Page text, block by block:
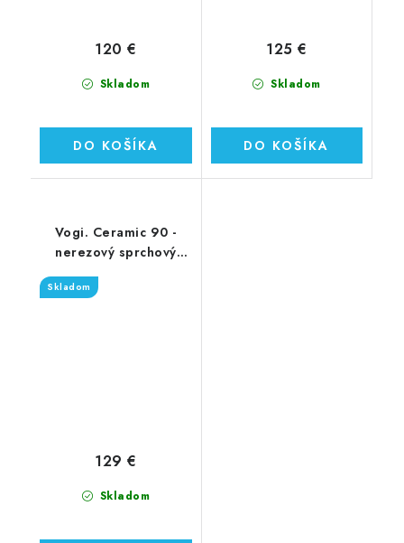
Skladom
120 €
DO KOŠÍKA
Skladom
125 €
DO KOŠÍKA
Vogi. Ceramic 90 -
nerezový sprchový
žľab 90 cm (RD90set)
Skladom
Skladom
129 €